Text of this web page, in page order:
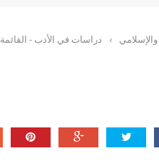
› دراسات في الأدب - القائمة 2